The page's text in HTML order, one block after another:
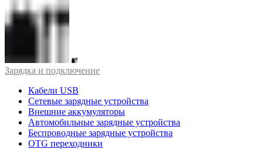
Зарядка и подключение
Кабели USB
Сетевые зарядные устройства
Внешние аккумуляторы
Автомобильные зарядные устройства
Беспроводные зарядные устройства
OTG переходники